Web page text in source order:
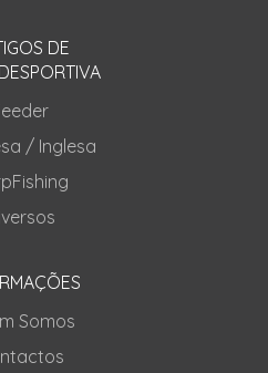
DE
/ Inglesa
Somos